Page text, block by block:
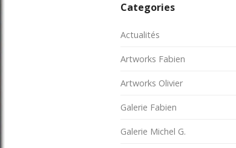
Categories
Actualités
Artworks Fabien
Artworks Olivier
Galerie Fabien
Galerie Michel G.